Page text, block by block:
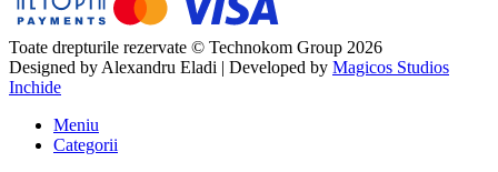
Toate drepturile rezervate © Technokom Group 2026
Designed by Alexandru Eladi | Developed by Magicos Studios
Inchide
Meniu
Categorii